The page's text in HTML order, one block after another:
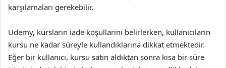
karşılamaları gerekebilir.
Udemy, kursların iade koşullarını belirlerken, kullanıcıların
kursu ne kadar süreyle kullandıklarına dikkat etmektedir.
Eğer bir kullanıcı, kursu satın aldıktan sonra kısa bir süre